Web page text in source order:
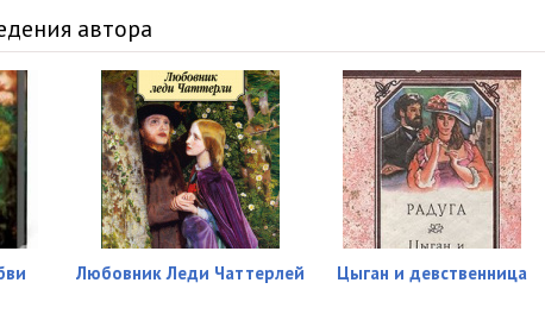
автора
Любовник Леди Чаттерлей Цыган и девственница